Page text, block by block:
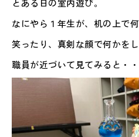
とある日の室内遊び。
なにやら１年生が、机の上で
笑ったり、真剣な顔で何かをし
職員が近づいて見てみると・・